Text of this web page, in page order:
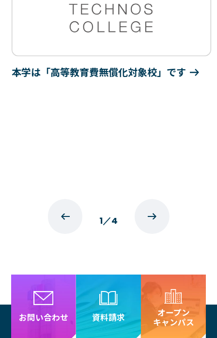
本学は「高等教育費無償化対象校」です
1／4
お問い合わせ 資料請求
オープン
キャンパス